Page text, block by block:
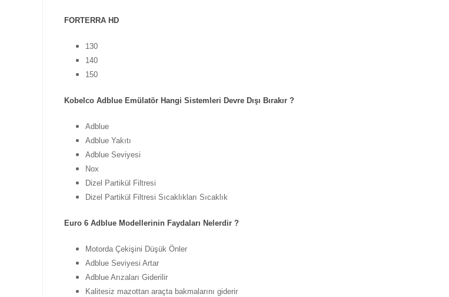
FORTERRA HD
130
140
150
Kobelco Adblue Emülatör Hangi Sistemleri Devre Dışı Bırakır ?
Adblue
Adblue Yakıtı
Adblue Seviyesi
Nox
Dizel Partikül Filtresi
Dizel Partikül Filtresi Sıcaklıkları Sıcaklık
Euro 6 Adblue Modellerinin Faydaları Nelerdir ?
Motorda Çekişini Düşük Önler
Adblue Seviyesi Artar
Adblue Arızaları Giderilir
Kalitesiz mazottan araçta bakmalarını giderir